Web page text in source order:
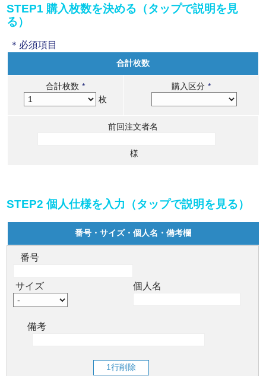
STEP1 購入枚数を決める（タップで説明を見
る）
＊必須項目
合計枚数
合計枚数 *
枚
購入区分 *
前回注文者名
様
STEP2 個人仕様を入力（タップで説明を見る）
番号・サイズ・個人名・備考欄
番号
サイズ 個人名
備考